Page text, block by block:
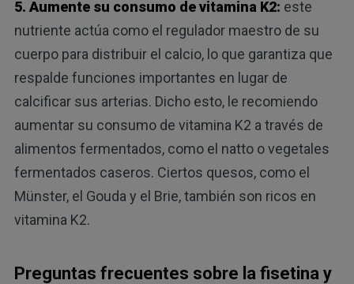
5. Aumente su consumo de vitamina K2: este
nutriente actúa como el regulador maestro de su
cuerpo para distribuir el calcio, lo que garantiza que
respalde funciones importantes en lugar de
calcificar sus arterias. Dicho esto, le recomiendo
aumentar su consumo de vitamina K2 a través de
alimentos fermentados, como el natto o vegetales
fermentados caseros. Ciertos quesos, como el
Münster, el Gouda y el Brie, también son ricos en
vitamina K2.
Preguntas frecuentes sobre la fisetina y